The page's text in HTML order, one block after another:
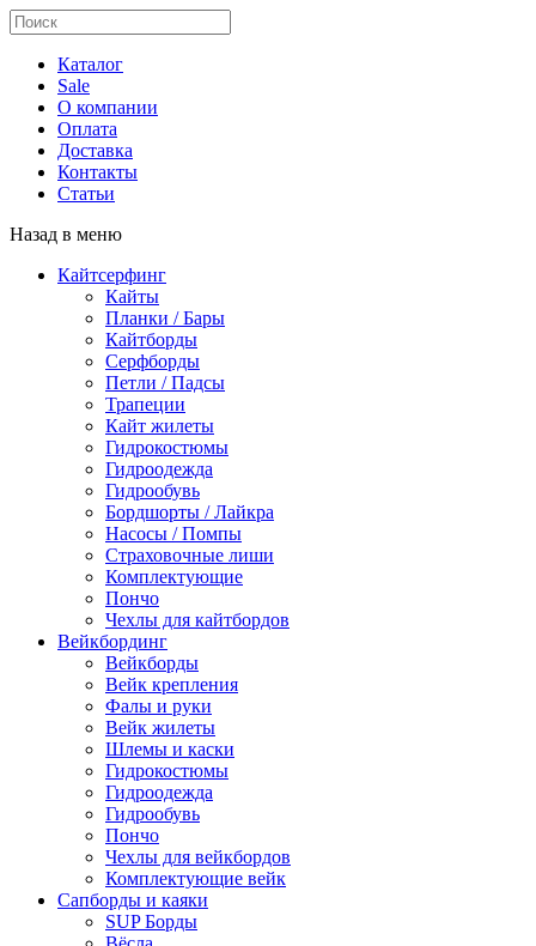
Каталог
Sale
О компании
Оплата
Доставка
Контакты
Статьи
Назад в меню
Кайтсерфинг
Кайты
Планки / Бары
Кайтборды
Серфборды
Петли / Падсы
Трапеции
Кайт жилеты
Гидрокостюмы
Гидроодежда
Гидрообувь
Бордшорты / Лайкра
Насосы / Помпы
Страховочные лиши
Комплектующие
Пончо
Чехлы для кайтбордов
Вейкбординг
Вейкборды
Вейк крепления
Фалы и руки
Вейк жилеты
Шлемы и каски
Гидрокостюмы
Гидроодежда
Гидрообувь
Пончо
Чехлы для вейкбордов
Комплектующие вейк
Сапборды и каяки
SUP Борды